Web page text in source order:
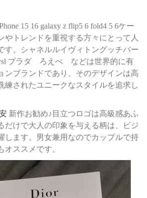
15 16 galaxy z flip5 6 fold4 5 6ケー
やトレンドを重視する方々にとって人
す。シャネルルイヴィトングッチバー
プラダ ろえべ などは世界的に有
ンブランドであり、そのデザインは高
練されたユニークなスタイルを追求し
新作お勧め♪目立つロゴは高級感あふ
だけで大人の印象を与える柄は、ビジ
します。男女兼用なのでカップルで持
オススメです。